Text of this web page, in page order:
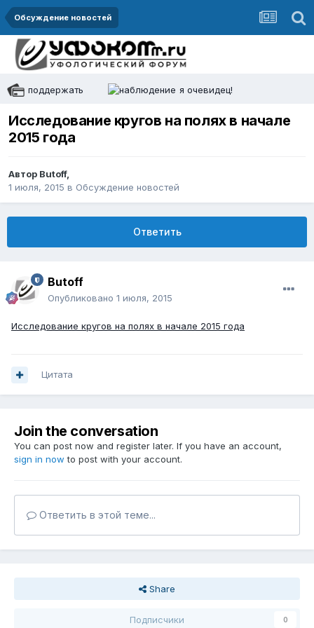
Обсуждение новостей
поддержать я очевидец!
Исследование кругов на полях в начале
2015 года
Автор Butoff,
1 июля, 2015 в Обсуждение новостей
Ответить
Butoff
Опубликовано 1 июля, 2015
Исследование кругов на полях в начале 2015 года
Цитата
Join the conversation
You can post now and register later. If you have an account,
sign in now to post with your account.
Ответить в этой теме...
Share
Подписчики 0